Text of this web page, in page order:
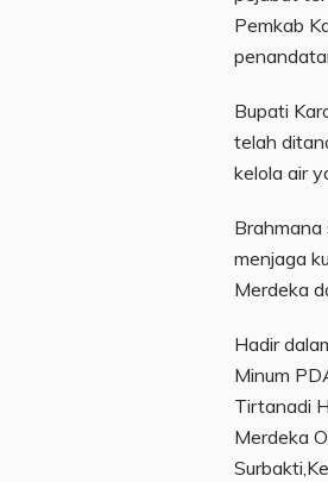
Pemkab
Bupati
telah
kelola air
menjaga
Merdeka
Hadir
Minum
Tirtanadi
Merdeka